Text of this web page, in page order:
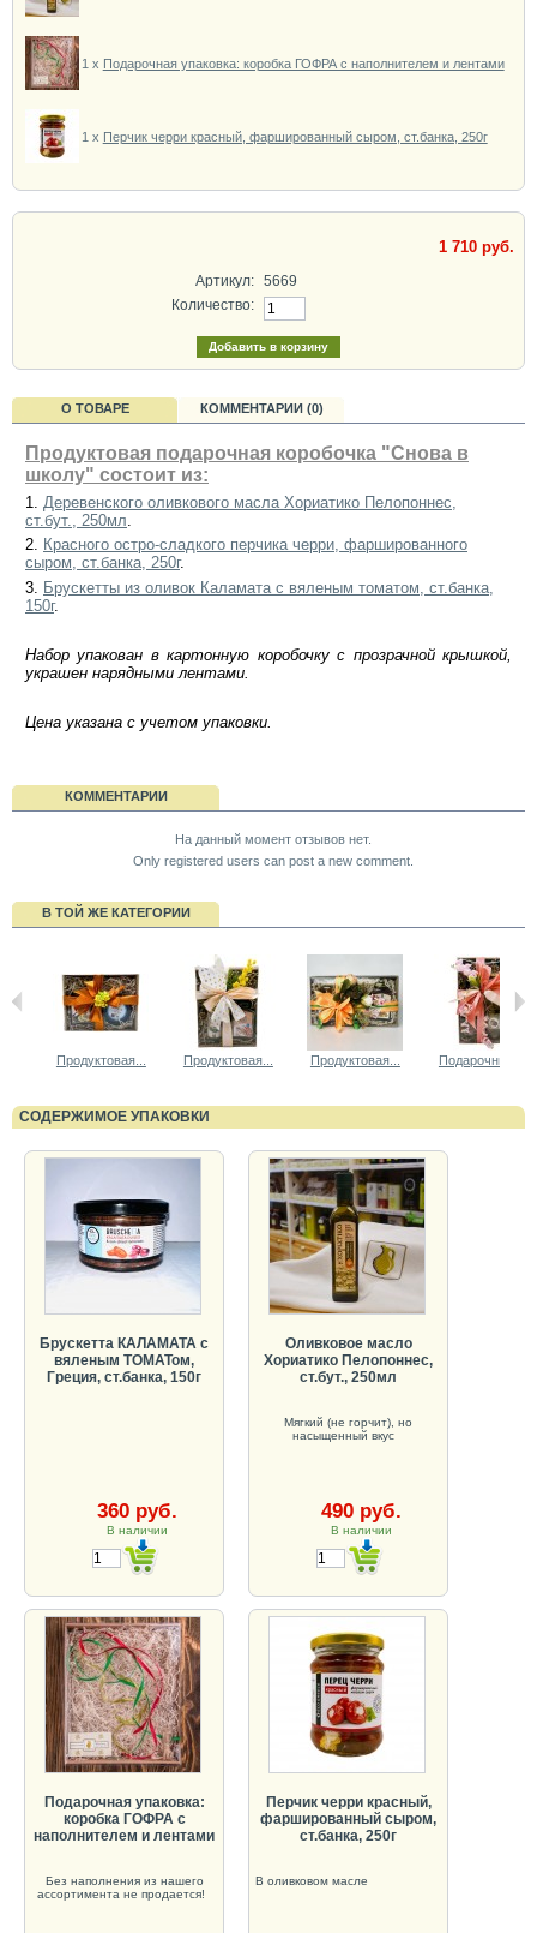
1 x Подарочная упаковка: коробка ГОФРА с наполнителем и лентами
1 x Перчик черри красный, фаршированный сыром, ст.банка, 250г
1 710 руб.
Артикул: 5669
Количество:
О ТОВАРЕ КОММЕНТАРИИ (0)
Продуктовая подарочная коробочка "Снова в
школу" состоит из:
1. Деревенского оливкового масла Хориатико Пелопоннес,
ст.бут., 250мл
2. Красного остро-сладкого перчика черри, фаршированного
сыром, ст.банка, 250г.
3.
Брускетты из оливок Каламата с вяленым томатом, ст.банка,
150г.
Набор упакован в картонную коробочку с прозрачной крышкой,
украшен нарядными лентами.
Цена указана с учетом упаковки.
КОММЕНТАРИИ
На данный момент отзывов нет.
Only registered users can post a new comment.
В ТОЙ ЖЕ КАТЕГОРИИ
Продуктовая... Продуктовая... Продуктовая... Подарочный...
СОДЕРЖИМОЕ УПАКОВКИ
Брускетта КАЛАМАТА с
вяленым ТОМАТом,
Греция, ст.банка, 150г
360 руб.
В наличии
Оливковое масло
Хориатико Пелопоннес,
ст.бут., 250мл
Мягкий (не горчит), но
насыщенный вкус
490 руб.
В наличии
Подарочная упаковка:
коробка ГОФРА с
наполнителем и лентами
Без наполнения из нашего
ассортимента не продается!
Перчик черри красный,
фаршированный сыром,
ст.банка, 250г
В оливковом масле